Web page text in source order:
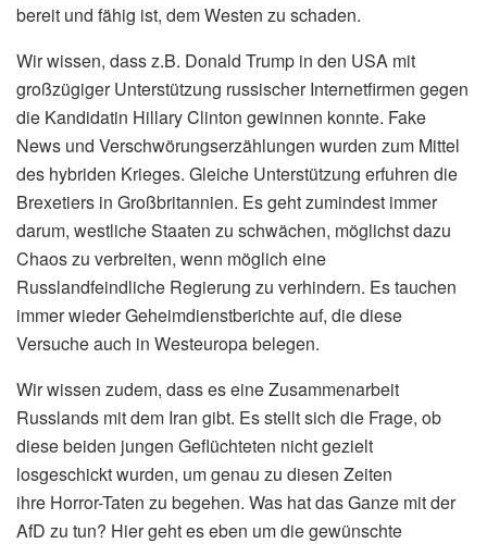
bereit und fähig ist, dem Westen zu schaden.
Wir wissen, dass z.B. Donald Trump in den USA mit
großzügiger Unterstützung russischer Internetfirmen gegen
die Kandidatin Hillary Clinton gewinnen konnte. Fake
News und Verschwörungserzählungen wurden zum Mittel
des hybriden Krieges. Gleiche Unterstützung erfuhren die
Brexetiers in Großbritannien. Es geht zumindest immer
darum, westliche Staaten zu schwächen, möglichst dazu
Chaos zu verbreiten, wenn möglich eine
Russlandfeindliche Regierung zu verhindern. Es tauchen
immer wieder Geheimdienstberichte auf, die diese
Versuche auch in Westeuropa belegen.
Wir wissen zudem, dass es eine Zusammenarbeit
Russlands mit dem Iran gibt. Es stellt sich die Frage, ob
diese beiden jungen Geflüchteten nicht gezielt
losgeschickt wurden, um genau zu diesen Zeiten
ihre Horror-Taten zu begehen. Was hat das Ganze mit der
AfD zu tun? Hier geht es eben um die gewünschte